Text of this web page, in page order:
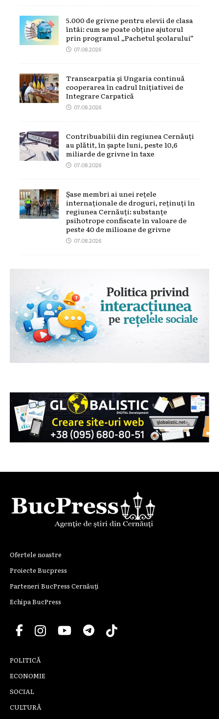
5.000 de grivne pentru elevii de clasa
întâi: cum se poate obține ajutorul
prin programul „Pachetul școlarului”
07.08.2026
Transcarpatia și Ungaria continuă
cooperarea în cadrul Inițiativei de
Integrare Carpatică
07.08.2026
Contribuabilii din regiunea Cernăuți
au plătit, în șapte luni, peste 10,6
miliarde de grivne în taxe
07.08.2026
Șase membri ai unei rețele
internaționale de droguri, reținuți în
regiunea Cernăuți: substanțe
psihotrope confiscate în valoare de
peste 40 de milioane de grivne
07.08.2026
Ofertele noastre
Proiecte Bucpress
Parteneri BucPress Cernăuți
Echipa BucPress
POLITICĂ
ECONOMIE
SOCIAL
CULTURĂ